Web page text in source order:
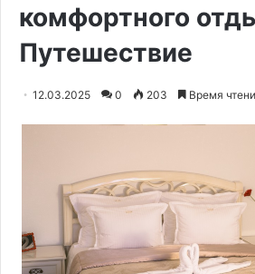
комфортного
Путешествие
12.03.2025 0 203 Время